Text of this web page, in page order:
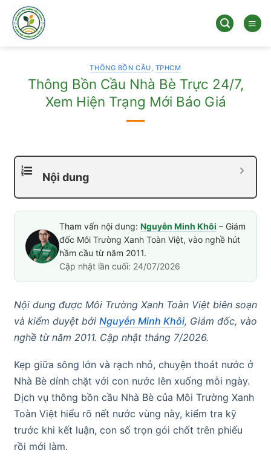
qua
dung
THÔNG BỒN CẦU, TPHCM
Thông Bồn Cầu Nhà Bè Trực 24/7,
Xem Hiện Trạng Mới Báo Giá
Nội dung
Tham vấn nội dung: Nguyễn Minh Khôi – Giám
đốc Môi Trường Xanh Toàn Việt, vào nghề hút
hầm cầu từ năm 2011.
Cập nhật lần cuối: 24/07/2026
Nội dung được Môi Trường Xanh Toàn Việt biên soạn
và kiểm duyệt bởi Nguyễn Minh Khôi, Giám đốc, vào
nghề từ năm 2011. Cập nhật tháng 7/2026.
Kẹp giữa sông lớn và rạch nhỏ, chuyện thoát nước ở
Nhà Bè dính chặt với con nước lên xuống mỗi ngày.
Dịch vụ thông bồn cầu Nhà Bè của Môi Trường Xanh
Toàn Việt hiểu rõ nết nước vùng này, kiểm tra kỹ
trước khi kết luận, con số trọn gói chốt trên phiếu
rồi mới làm.